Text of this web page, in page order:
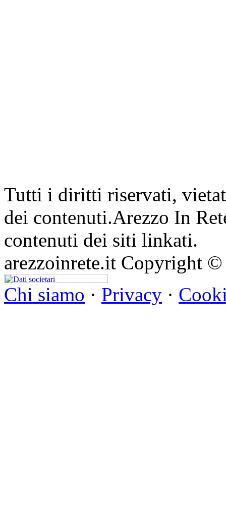
Tutti i diritti riservati,
dei contenuti.Arezzo In
contenuti dei siti linkati.
arezzoinrete.it Copyright
Chi siamo · Privacy ·